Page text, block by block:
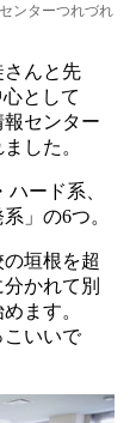
ンターつれづれ
さんと先
として
センター
した。
ード系、
」の6つ。
垣根を超
かれて別
ます。
こいいで